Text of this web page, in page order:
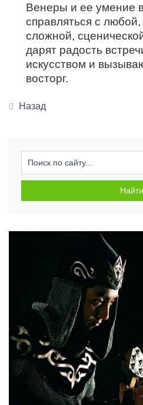
Венеры и ее умение
справляться с
сложной,
дарят радость
искусством и
восторг.
Назад
Найти